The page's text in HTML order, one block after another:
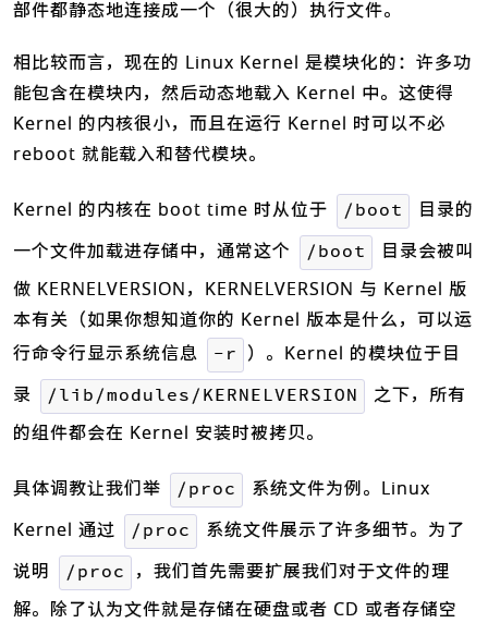
部件都静态地连接成一个（很大的）执行文件。
相比较而言，现在的 Linux Kernel 是模块化的：许多功
能包含在模块内，然后动态地载入 Kernel 中。这使得
Kernel 的内核很小，而且在运行 Kernel 时可以不必
reboot 就能载入和替代模块。
Kernel 的内核在 boot time 时从位于 /boot
目录的
一个文件加载进存储中，通常这个
/boot
目录会被叫
做 KERNELVERSION，KERNELVERSION 与 Kernel 版
本有关（如果你想知道你的 Kernel 版本是什么，可以运
行命令行显示系统信息
-r ）。Kernel 的模块位于目
录
/lib/modules/KERNELVERSION
之下，所有
的组件都会在 Kernel 安装时被拷贝。
具体调教让我们举 /proc
系统文件为例。Linux
Kernel 通过
/proc
系统文件展示了许多细节。为了
说明
/proc ，我们首先需要扩展我们对于文件的理
解。除了认为文件就是存储在硬盘或者 CD 或者存储空